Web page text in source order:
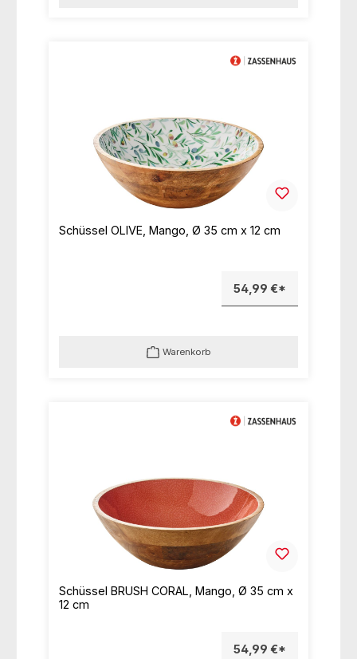
Schüssel OLIVE, Mango, Ø 35 cm x 12 cm
54,99 €*
Warenkorb
Schüssel BRUSH CORAL, Mango, Ø 35 cm x
12 cm
54,99 €*